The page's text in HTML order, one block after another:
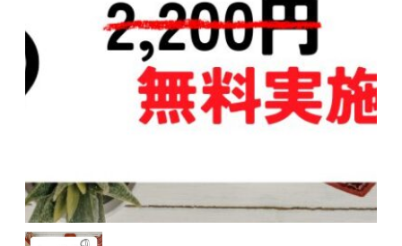
/home/a09052616425/nishikigolf.com/public_html/jetb/wp-
content/themes/jet-cms14-d/single-products.phpon line
Warning
: Trying to access array offset on false in
/home/a09052616425/nishikigolf.com/public_html/jetb/wp-
content/themes/jet-cms14-d/single-products.phpon line28
/home/a09052616425/nishikigolf.com/public_html/jetb/wp-
content/themes/jet-cms14-d/single-products.phpon line29